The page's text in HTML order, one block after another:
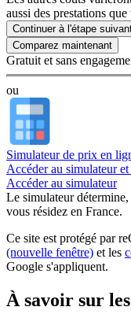
aussi des prestations
Continuer à l'étape
Gratuit et sans
ou
Simulateur de prix en
Accéder au simulateur
Accéder au simulateur
Le simulateur
vous résidez en France.
Ce site est protégé par
(nouvelle fenêtre) et les
Google s'appliquent.
À savoir sur